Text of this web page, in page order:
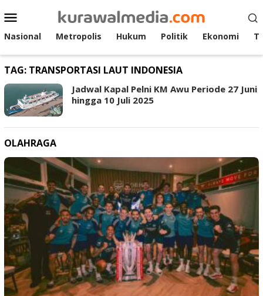
ke
konten
Menu
Mobile
Nasional Metropolis Hukum Politik Ekonomi
TAG: TRANSPORTASI LAUT INDONESIA
Jadwal Kapal Pelni KM Awu Periode 27 Juni
hingga 10 Juli 2025
OLAHRAGA